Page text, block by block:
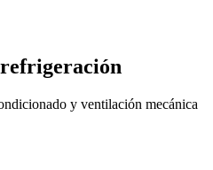
refrigeración
y ventilación mecánica